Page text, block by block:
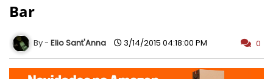
Bar
Elio Sant'Anna 3/14/2015 04:18:00 PM 0